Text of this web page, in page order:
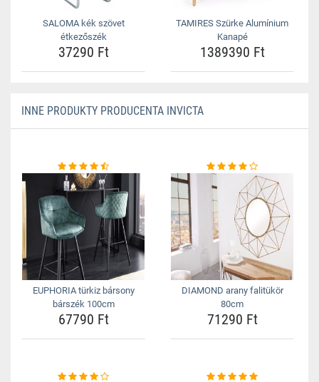
SALOMA kék szövet
étkezőszék
37290 Ft
TAMIRES Szürke Alumínium
Kanapé
1389390 Ft
INNE PRODUKTY PRODUCENTA INVICTA
EUPHORIA türkiz bársony
bárszék 100cm
67790 Ft
DIAMOND arany falitükör
80cm
71290 Ft